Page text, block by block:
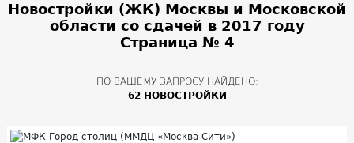
Новостройки (ЖК) Москвы и Московской
области со сдачей в 2017 году
Страница № 4
ПО ВАШЕМУ ЗАПРОСУ НАЙДЕНО:
62 НОВОСТРОЙКИ